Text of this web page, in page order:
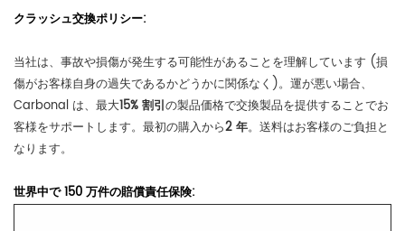
クラッシュ交換ポリシー:
当社は、事故や損傷が発生する可能性があることを理解しています (損
傷がお客様自身の過失であるかどうかに関係なく)。運が悪い場合、
Carbonal は、最大15% 割引の製品価格で交換製品を提供することでお
客様をサポ​​ートします。最初の購入から2 年。送料はお客様のご負担と
なります。
世界中で 150 万件の賠償責任保険: